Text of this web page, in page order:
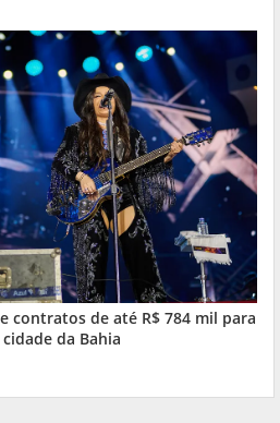
contratos de até R$ 784 mil para
da Bahia